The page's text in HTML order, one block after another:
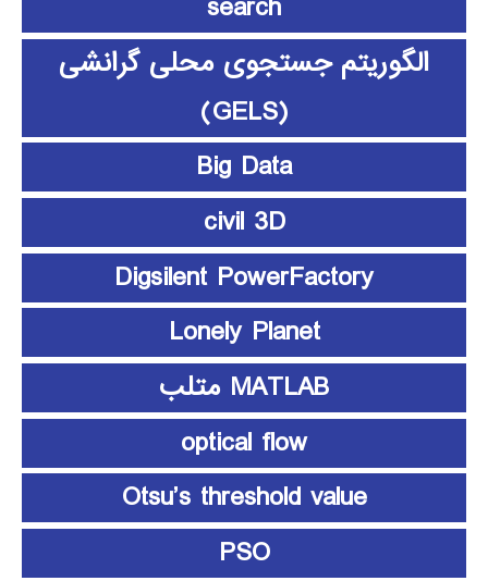
الگوریتم جستجوی محلی گرانشی
(GELS)
Big Data
civil 3D
Digsilent PowerFactory
Lonely Planet
MATLAB متلب
optical flow
Otsu’s threshold value
PSO